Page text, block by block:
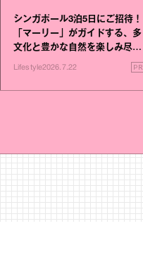
シンガポール3泊5日にご招待！
「マーリー」がガイドする、多
文化と豊かな自然を楽しみ尽く
Lifestyle2026.7.22 PR